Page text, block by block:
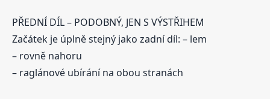
PŘEDNÍ DÍL – PODOBNÝ, JEN S VÝSTŘIHEM
Začátek je úplně stejný jako zadní díl: – lem
– rovně nahoru
– raglánové ubírání na obou stranách